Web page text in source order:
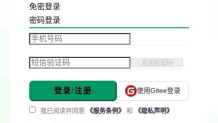
免密登录
密码登录
发送验证码
登录/注册 使用Gitee登录
我已阅读并同意 《服务条例》 和 《隐私声明》